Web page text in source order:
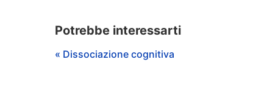
Potrebbe interessarti
« Dissociazione cognitiva